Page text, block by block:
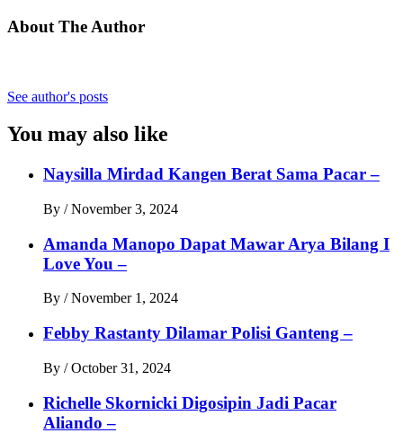
About The Author
See author's posts
You may also like
Naysilla Mirdad Kangen Berat Sama Pacar –
By / November 3, 2024
Amanda Manopo Dapat Mawar Arya Bilang I
Love You –
By / November 1, 2024
Febby Rastanty Dilamar Polisi Ganteng –
By / October 31, 2024
Richelle Skornicki Digosipin Jadi Pacar
Aliando –